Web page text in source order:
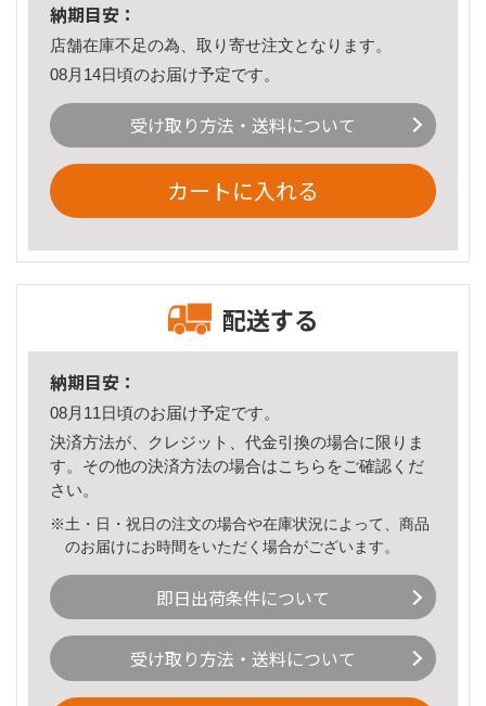
納期目安：
店舗在庫不足の為、取り寄せ注文となります。
08月14日頃のお届け予定です。
受け取り方法・送料について
カートに入れる
配送する
納期目安：
08月11日頃のお届け予定です。
決済方法が、クレジット、代金引換の場合に限りま
す。その他の決済方法の場合はこちら をご確認くだ
さい。
※土・日・祝日の注文の場合や在庫状況によって、商品
のお届けにお時間をいただく場合がございます。
即日出荷条件について
受け取り方法・送料について